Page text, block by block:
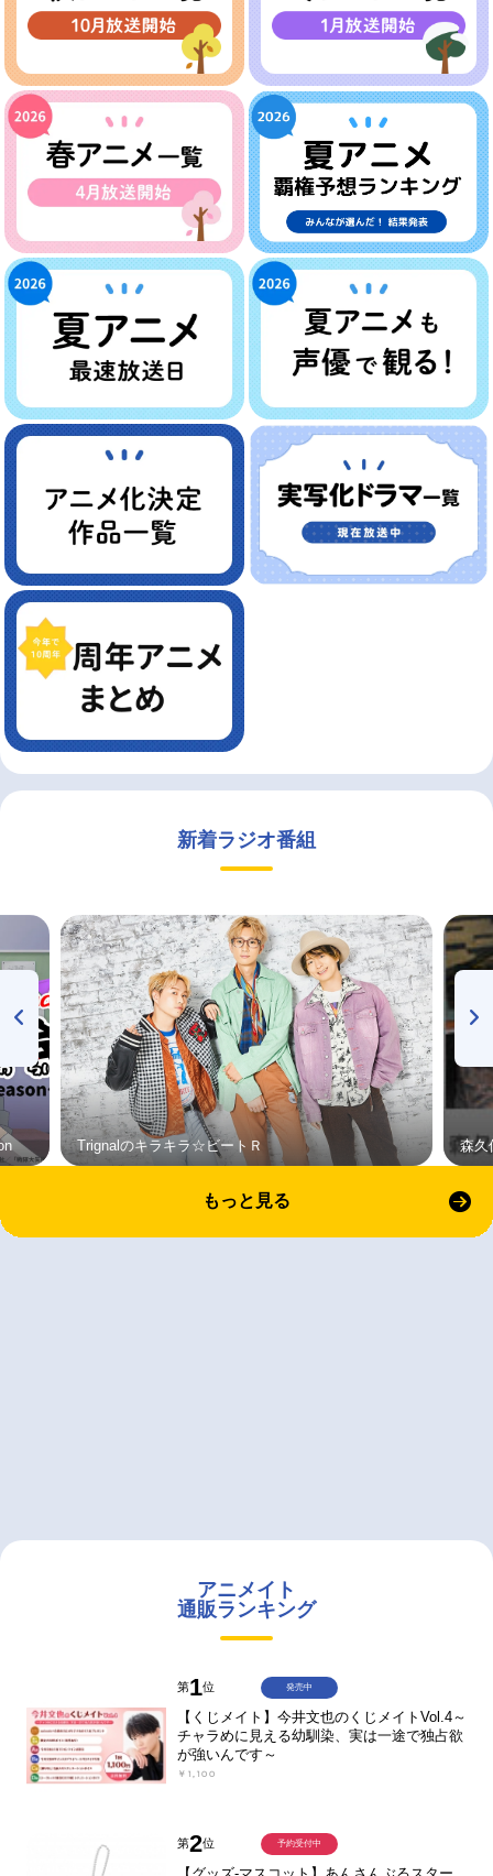
新着ラジオ番組
Trignalのキラキラ☆ビートＲ 森久
もっと見る
アニメイト
通販ランキング
第1位
【くじメイト】今井文也のくじメイトVol.4～
チャラめに見える幼馴染、実は一途で独占欲
が強いんです～
￥1,100
発売中
第2位 予約受付中